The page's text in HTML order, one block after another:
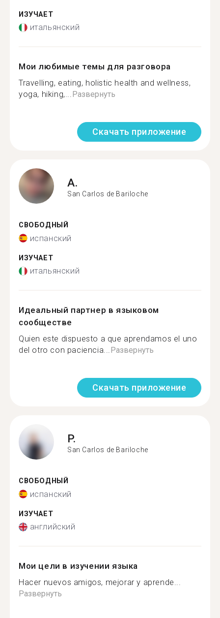
ИЗУЧАЕТ
итальянский
Мои любимые темы для разговора
Travelling, eating, holistic health and wellness,
yoga, hiking,...Развернуть
Скачать приложение
A.
San Carlos de Bariloche
СВОБОДНЫЙ
испанский
ИЗУЧАЕТ
итальянский
Идеальный партнер в языковом
сообществе
Quien este dispuesto a que aprendamos el uno
del otro con paciencia...Развернуть
Скачать приложение
P.
San Carlos de Bariloche
СВОБОДНЫЙ
испанский
ИЗУЧАЕТ
английский
Мои цели в изучении языка
Hacer nuevos amigos, mejorar y aprende...
Развернуть